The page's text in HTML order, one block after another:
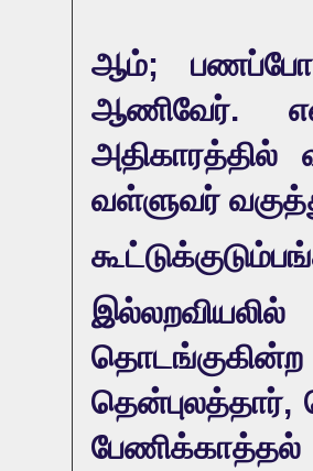
ஆம்;
ஆணிவேர்.
வள்ளுவர்